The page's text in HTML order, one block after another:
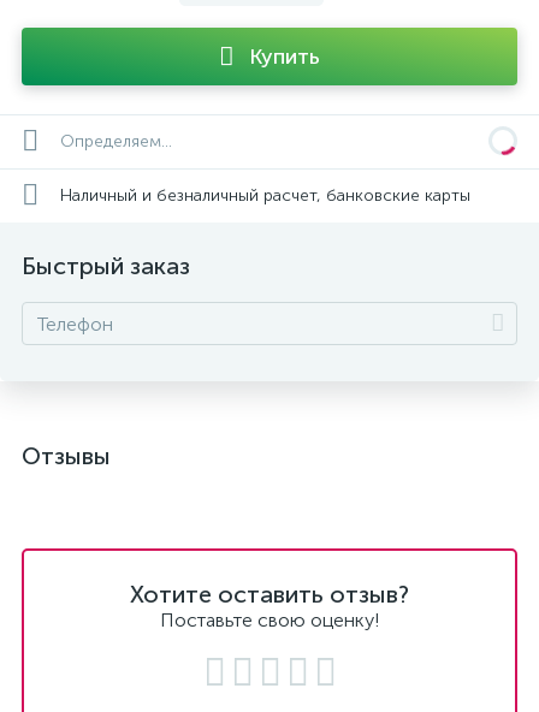
Купить
Определяем...
Наличный и безналичный расчет, банковские карты
Быстрый заказ
Отзывы
Хотите оставить отзыв?
Поставьте свою оценку!